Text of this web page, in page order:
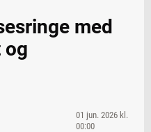
med
og
01 jun. 2026 kl.
00:00